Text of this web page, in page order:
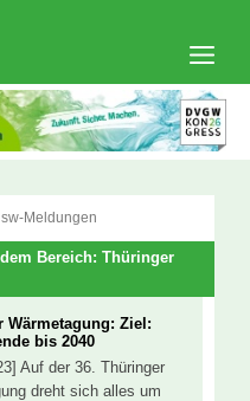
sw-Meldungen
Bereich: Thüringer
Wärmetagung: Ziel:
bis 2040
Auf der 36. Thüringer
dreht sich alles um